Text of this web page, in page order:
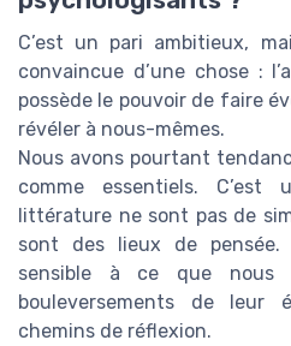
C’est un pari ambitieux,
convaincue d’une chose :
possède le pouvoir de faire
révéler à nous-mêmes.
Nous avons pourtant
comme essentiels.
littérature ne sont pas de
sont des lieux de
sensible à ce que nous
bouleversements de leur
chemins de réflexion.